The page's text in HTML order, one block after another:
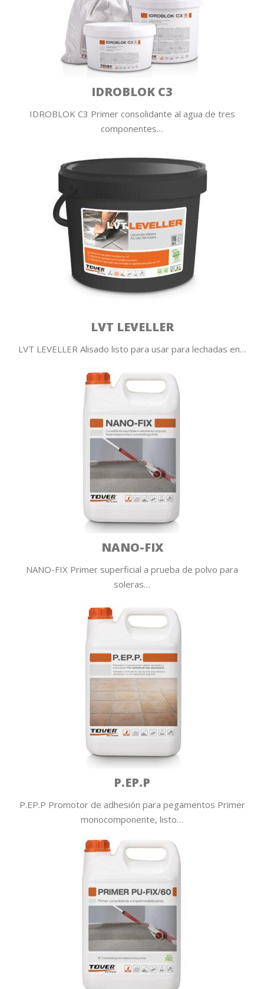
IDROBLOK C3
IDROBLOK C3 Primer consolidante al agua de tres
componentes…
LVT LEVELLER
LVT LEVELLER Alisado listo para usar para lechadas en…
NANO-FIX
NANO-FIX Primer superficial a prueba de polvo para
soleras…
P.EP.P
P.EP.P Promotor de adhesión para pegamentos Primer
monocomponente, listo…